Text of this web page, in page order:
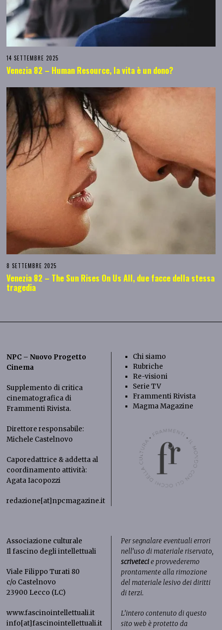
14 SETTEMBRE 2025
Venezia 82 – Human Resource, la vita è un dono?
8 SETTEMBRE 2025
Venezia 82 – The Sun Rises On Us All, due facce della stessa
tragedia
NPC – Nuovo Progetto
Cinema
Supplemento di critica
cinematografica di
Frammenti Rivista.
Direttore responsabile:
Michele Castelnovo
Caporedattrice & addetta al
coordinamento attività:
Agata Iacopozzi
redazione[at]npcmagazine.it
Chi siamo
Rubriche
Re-visioni
Serie TV
Frammenti Rivista
Magma Magazine
Associazione culturale
Il fascino degli intellettuali
Viale Filippo Turati 80
c/o Castelnovo
23900 Lecco (LC)
www.fascinointellettuali.it
info[at]fascinointellettuali.it
Per segnalare eventuali errori
nell’uso di materiale riservato,
scrivetecie provvederemo
prontamente alla rimozione
del materiale lesivo dei diritti
di terzi.
L’intero contenuto di questo
sito web è protetto da